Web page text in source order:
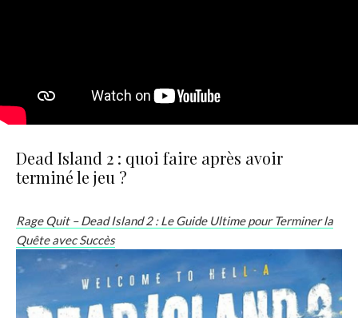
Dead Island 2 : quoi faire après avoir
terminé le jeu ?
Rage Quit – Dead Island 2 : Le Guide Ultime pour Terminer la
Quête avec Succès